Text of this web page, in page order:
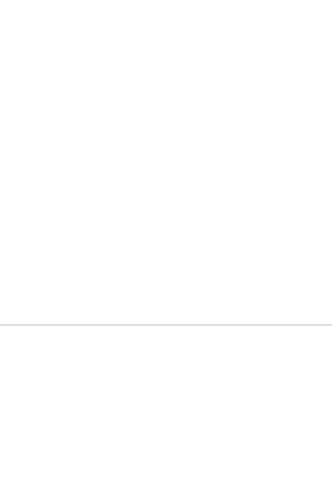
đại diện cho sự
Từ câu chuyện
cấm (Forbidden
muốn và lòng
Thời tiết ở nơi
phép whisky có